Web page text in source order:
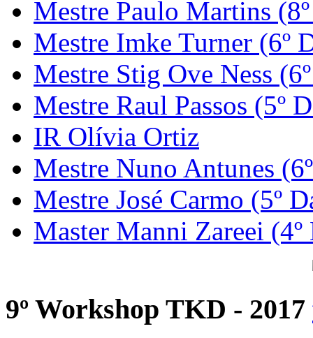
Mestre Paulo Martins
Mestre Imke Turner (6º
Mestre Stig Ove Ness
Mestre Raul Passos (5º
IR Olívia Ortiz
Mestre Nuno Antunes
Mestre José Carmo (5º
Master Manni Zareei (4º
9º Workshop TKD - 2017